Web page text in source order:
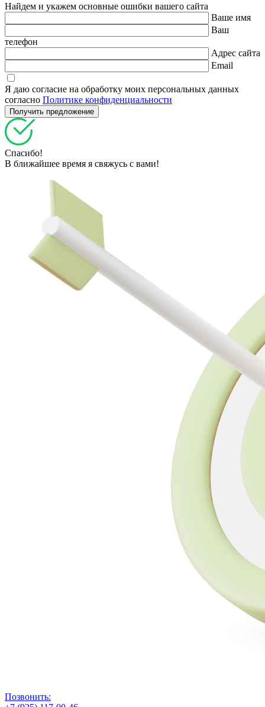
Найдем и укажем основные ошибки вашего сайта
Ваше имя
Ваш
телефон
Адрес сайта
Email
Я даю согласие на обработку моих персональных данных
согласно Политике конфиденциальности
Спасибо!
В ближайшее время я свяжусь с вами!
Позвонить: